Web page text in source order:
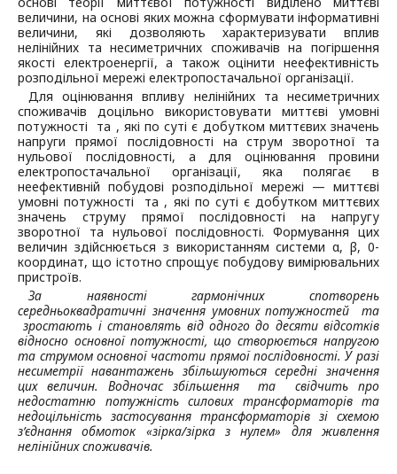
величини, на основі яких можна сформувати інформативні
величини, які дозволяють характеризувати вплив
нелінійних та несиметричних споживачів на погіршення
якості електроенергії, а також оцінити неефективність
розподільної мережі електропостачальної організації.
Для оцінювання впливу нелінійних та несиметричних
споживачів доцільно використовувати миттєві умовні
потужності та , які по суті є добутком миттєвих значень
напруги прямої послідовності на струм зворотної та
нульової послідовності, а для оцінювання провини
електропостачальної організації, яка полягає в
неефективній побудові розподільної мережі — миттєві
умовні потужності та , які по суті є добутком миттєвих
значень струму прямої послідовності на напругу
зворотної та нульової послідовності. Формування цих
величин здійснюється з використанням системи α, β, 0-
координат, що істотно спрощує побудову вимірювальних
пристроїв.
За наявності гармонічних спотворень
середньоквадратичні значення умовних потужностей
та
зростають і становлять від одного до десяти відсотків
відносно основної потужності, що створюється напругою
та струмом основної частоти прямої послідовності. У разі
несиметрії навантажень збільшуються середні значення
цих величин. Водночас збільшення
та
свідчить про
недостатню потужність силових трансформаторів та
недоцільність застосування трансформаторів зі схемою
з’єднання обмоток «зірка/зірка з нулем» для живлення
нелінійних споживачів.